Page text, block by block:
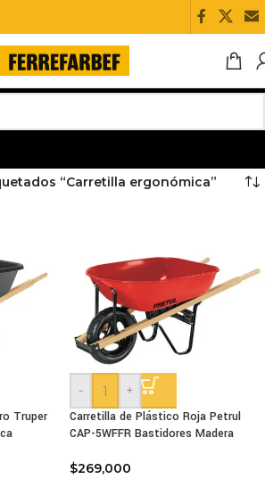
“Carretilla ergonómica”
Truper
-
+
Carretilla de Plástico Roja Petrul
CAP-5WFFR Bastidores Madera
$269,000